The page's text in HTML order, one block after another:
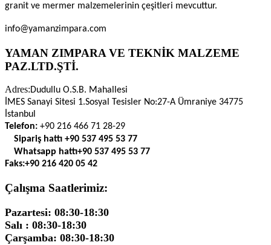
granit ve mermer malzemelerinin çeşitleri mevcuttur.
info@yamanzimpara.com
YAMAN ZIMPARA VE TEKNİK MALZEME
PAZ.LTD.ŞTİ.
Adres:Dudullu O.S.B. Mahallesi
İMES Sanayi Sitesi 1.Sosyal Tesisler No:27-A Ümraniye 34775
İstanbul
Telefon: +90 216 466 71 28-29
Sipariş hattı +90 537 495 53 77
Whatsapp hattı+90 537 495 53 77
Faks:+90 216 420 05 42
Çalışma Saatlerimiz:
Pazartesi: 08:30-18:30
Salı : 08:30-18:30
Çarşamba: 08:30-18:30